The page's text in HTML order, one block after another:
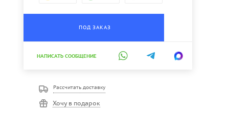
ПОД ЗАКАЗ
НАПИСАТЬ СООБЩЕНИЕ
Рассчитать доставку
Хочу в подарок